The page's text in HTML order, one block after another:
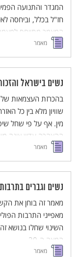
המגדר והתנועה
חז"ל בכלל, וביחסה
המאמר מתייחס
של ספרות חז"ל
כמו כן, מציגה
משנת סוטה ג ד,
'מתודות קבילות
מאמר
נשים בישראל והזכות
בהכרזת העצמאות
שוויון מלא בין כל
מין. אף על פי שחל
ההצהרה עדיין אינה
מאמר
נשים וגברים
מאמר זה בוחן את
מאפייני התרבות
המאה ה-20.
מאמר